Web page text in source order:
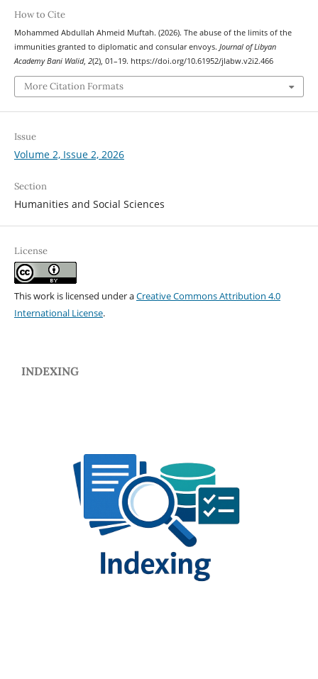
How to Cite
Mohammed Abdullah Ahmeid Muftah. (2026). The abuse of the limits of the
immunities granted to diplomatic and consular envoys. Journal of Libyan
Academy Bani Walid, 2(2), 01–19. https://doi.org/10.61952/jlabw.v2i2.466
More Citation Formats
Issue
Volume 2, Issue 2, 2026
Section
Humanities and Social Sciences
License
This work is licensed under aCreative Commons Attribution 4.0
International License.
INDEXING